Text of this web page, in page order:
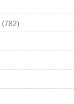
(782)